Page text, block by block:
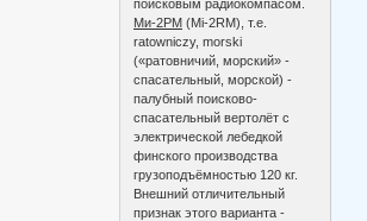
поисковым радиокомпасом.
Ми-2РМ (Mi-2RM), т.е.
ratowniczy, morski
(«ратовничий, морский» -
спасательный, морской) -
палубный поисково-
спасательный вертолёт с
электрической лебедкой
финского производства
грузоподъёмностью 120 кг.
Внешний отличительный
признак этого варианта -